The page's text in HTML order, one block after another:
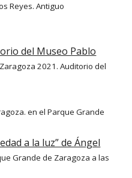
Reyes. Antiguo
del Museo Pablo
2021. Auditorio del
en el Parque Grande
a la luz” de Ángel
Grande de Zaragoza a las